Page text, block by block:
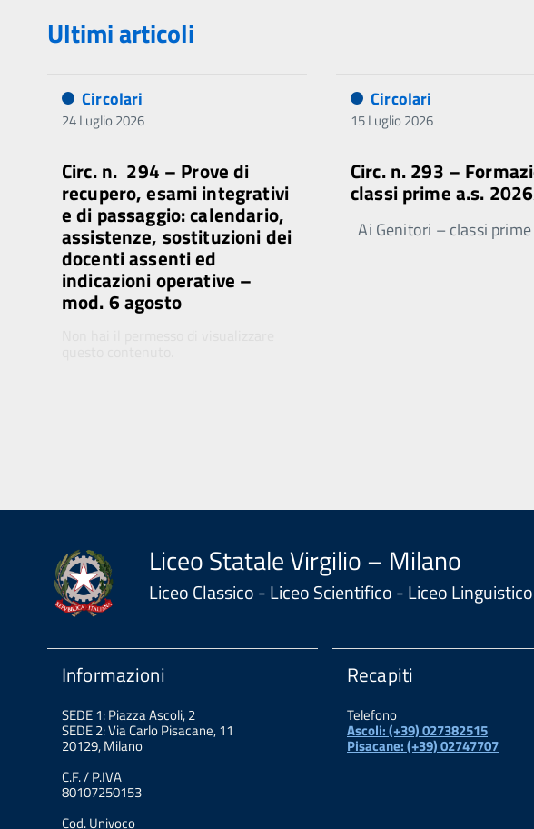
Ultimi articoli
Circolari
24 Luglio 2026
Circ. n. 294 – Prove di
recupero, esami integrativi
e di passaggio: calendario,
assistenze, sostituzioni dei
docenti assenti ed
indicazioni operative –
mod. 6 agosto
Circolari
15 Luglio 2026
Circ. n. 293 –
classi prime a.s.
Ai Genitori – classi prime
Liceo Statale Virgilio – Milano
Liceo Classico - Liceo Scientifico - Liceo
Informazioni
SEDE 1: Piazza Ascoli, 2
SEDE 2: Via Carlo Pisacane, 11
20129, Milano
C.F. / P.IVA
80107250153
Cod. Univoco
Recapiti
Telefono
Ascoli: (+39) 027382515
Pisacane: (+39) 02747707